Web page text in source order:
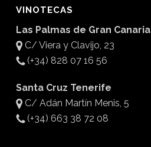
VINOTECAS
Las Palmas de Gran Canaria
C/ Viera y Clavijo, 23
(+34) 828 07 16 56
Santa Cruz Tenerife
C/ Adán Martín Menis, 5
(+34) 663 38 72 08